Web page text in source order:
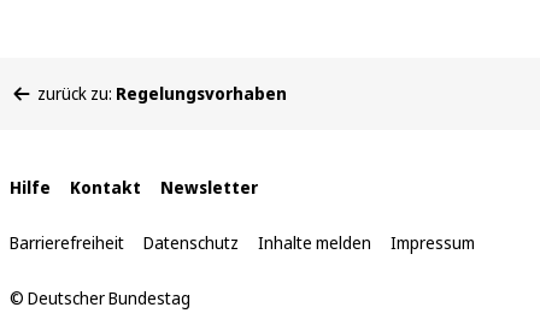
befinden
zurück zu: Regelungsvorhaben
Interne
Links
Hilfe Kontakt Newsletter
Barrierefreiheit Datenschutz Inhalte melden Impressum
© Deutscher Bundestag